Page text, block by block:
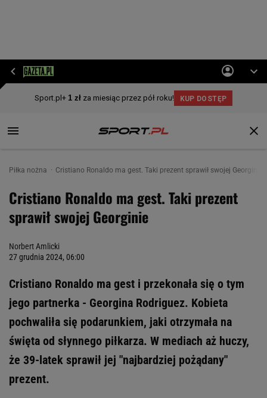
Piłka nożna Cristiano Ronaldo ma gest. Taki prezent sprawił swojej Georginie
Cristiano Ronaldo ma gest. Taki prezent
sprawił swojej Georginie
Norbert Amlicki
27 grudnia 2024, 06:00
Cristiano Ronaldo ma gest i przekonała się o tym
jego partnerka - Georgina Rodriguez. Kobieta
pochwaliła się podarunkiem, jaki otrzymała na
święta od słynnego piłkarza. W mediach aż huczy,
że 39-latek sprawił jej "najbardziej pożądany"
prezent.